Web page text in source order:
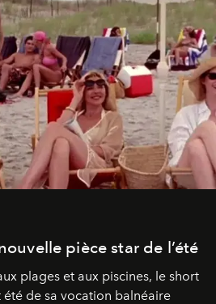
pièce star de l’été
plages et aux piscines, le short
été de sa vocation balnéaire